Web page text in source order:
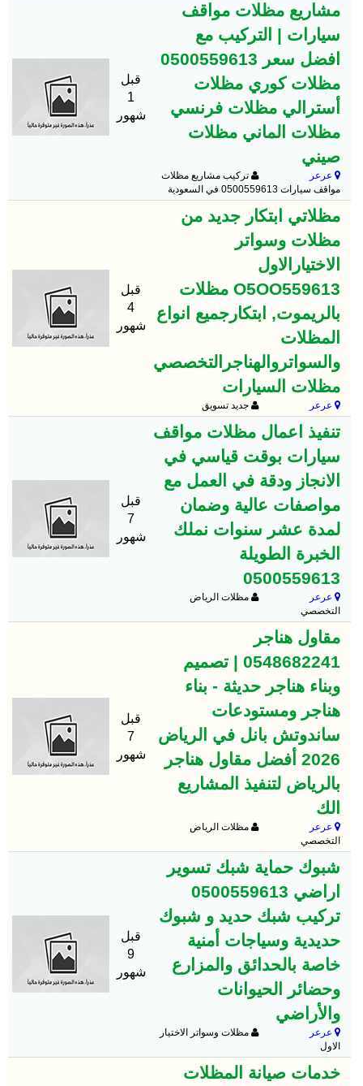
مشاريع مظلات مواقف
سيارات | التركيب مع
افضل سعر 0500559613
مظلات كوري مظلات
أسترالي مظلات فرنسي
مظلات الماني مظلات
صيني
عرعر
تركيب مشاريع مظلات
مواقف سيارات 0500559613 في السعودية
قبل
1
شهور
مظلاتي ابتكار جديد من
مظلات وسواتر
الاختيارالاول
O5OO559613 مظلات
بالريموت, ابتكارجميع انواع
المظلات
والسواتروالهناجرالتخصصي
مظلات السيارات
عرعر جديد تسويق
قبل
4
شهور
‏تنفيذ اعمال مظلات مواقف
سيارات بوقت قياسي في
الانجاز ودقة في العمل مع
مواصفات عالية وضمان
لمدة عشر سنوات نملك
الخبرة الطويلة
0500559613
عرعر
مظلات الرياض
التخصصي
قبل
7
شهور
مقاول هناجر
0548682241 | تصميم
وبناء هناجر حديثة - بناء
هناجر ومستودعات
ساندوتش بانل في الرياض
2026 أفضل مقاول هناجر
بالرياض لتنفيذ المشاريع
الك
عرعر
مظلات الرياض
التخصصي
قبل
7
شهور
شبوك حماية شبك تسوير
اراضي 0500559613
تركيب شبك حديد و شبوك
حديدية وسياجات أمنية
خاصة بالحدائق والمزارع
وحضائر الحيوانات
والأراضي
عرعر
مظلات وسواتر الاختيار
الاول
قبل
9
شهور
خدمات صيانة المظلات